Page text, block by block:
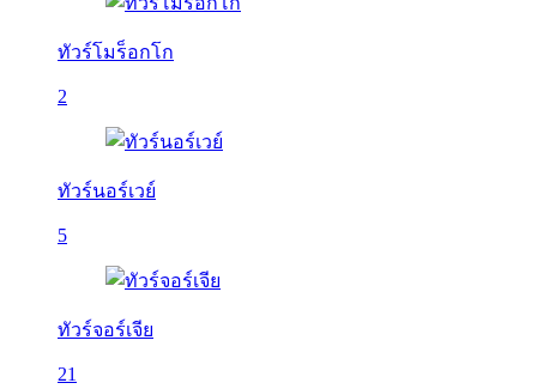
ทัวร์โมร็อกโก
2
ทัวร์นอร์เวย์
5
ทัวร์จอร์เจีย
21